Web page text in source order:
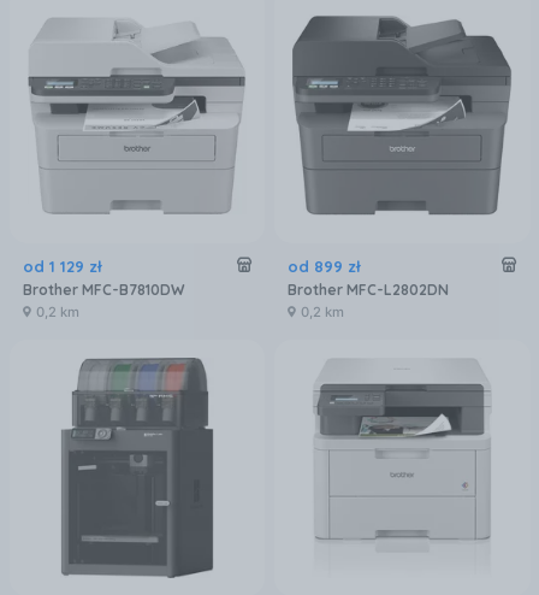
od 1 129 zł
Brother MFC-B7810DW
0,2 km
od 899 zł
Brother MFC-L2802DN
0,2 km